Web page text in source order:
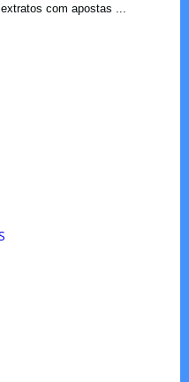
com apostas ...